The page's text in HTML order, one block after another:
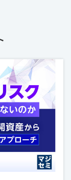
標について
用について